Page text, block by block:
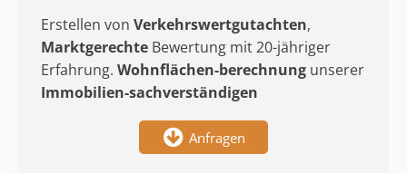
Erstellen von Verkehrswertgutachten,
Marktgerechte Bewertung mit 20-jähriger
Erfahrung. Wohnflächen-berechnung unserer
Immobilien-sachverständigen
Anfragen